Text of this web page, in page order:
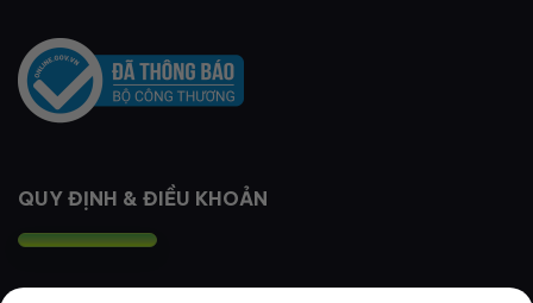
QUY ĐỊNH & ĐIỀU KHOẢN
Quy định thành viên